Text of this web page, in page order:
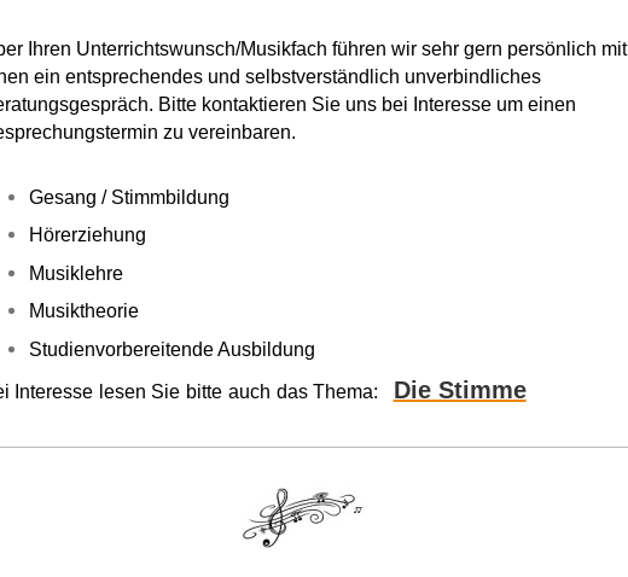
Ihren Unterrichtswunsch/Musikfach führen wir sehr gern persönlich mit
ein entsprechendes und selbstverständlich unverbindliches
Bitte kontaktieren Sie uns bei Interesse um einen
zu vereinbaren.
Gesang / Stimmbildung
Hörerziehung
Musiklehre
Musiktheorie
Studienvorbereitende Ausbildung
Interesse lesen Sie bitte auch das Thema: Die Stimme